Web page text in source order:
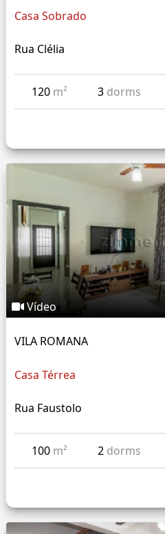
Casa Sobrado
Rua Clélia
120 m² 3 dorms
Vídeo
VILA ROMANA
Casa Térrea
Rua Faustolo
100 m² 2 dorms